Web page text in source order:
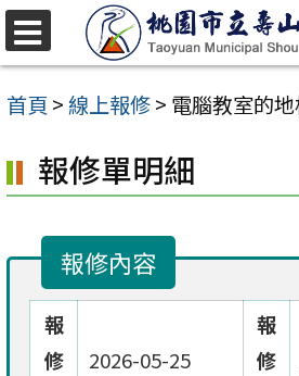
跳
至
主
內
容
首頁 >線上報修> 電腦教室的
報修單明細
報修內容
報
修
2026-05-25
報
修
選
單